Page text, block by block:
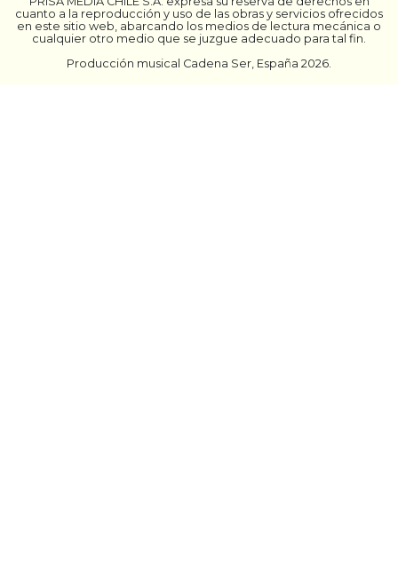
cuanto a la reproducción y uso de las obras y servicios ofrecidos
en este sitio web, abarcando los medios de lectura mecánica o
cualquier otro medio que se juzgue adecuado para tal fin.
Producción musical Cadena Ser, España 2026.